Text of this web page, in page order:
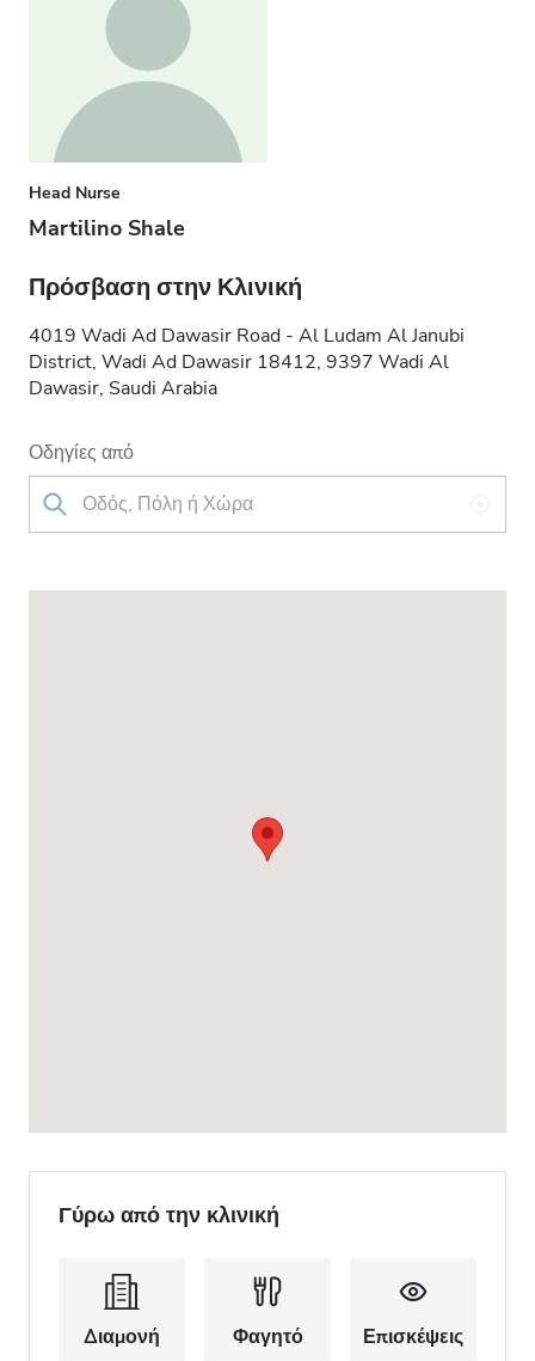
Head Nurse
Martilino Shale
Πρόσβαση στην Κλινική
4019 Wadi Ad Dawasir Road - Al Ludam Al Janubi
District, Wadi Ad Dawasir 18412, 9397 Wadi Al
Dawasir, Saudi Arabia
Οδηγίες από
Γύρω από την κλινική
Διαμονή Φαγητό Επισκέψεις